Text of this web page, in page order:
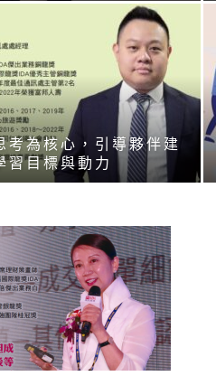
顧
雜
考為核心，引導夥伴建
習目標與動力